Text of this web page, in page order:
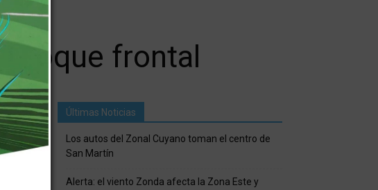
frontal
Últimas Noticias
Los autos del Zonal Cuyano toman el centro de
San Martín
Alerta: el viento Zonda afecta la Zona Este y